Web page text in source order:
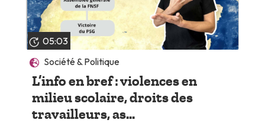
05:03
Société & Politique
L’info en bref : violences en
milieu scolaire, droits des
travailleurs, as...